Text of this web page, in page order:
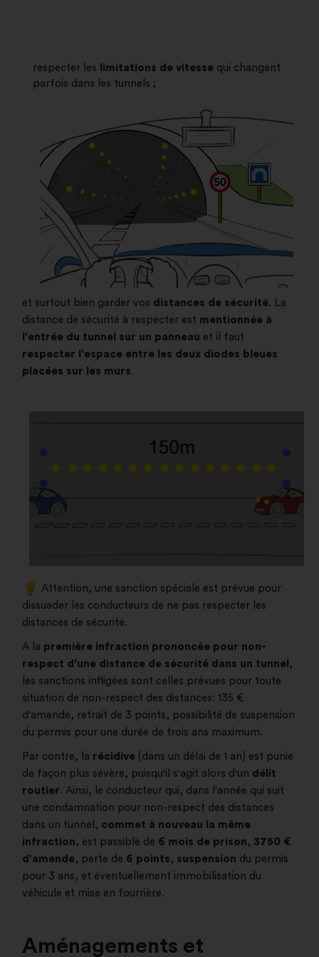
respecter les limitations de vitesse qui changent
parfois dans les tunnels ;
et surtout bien garder vos distances de sécurité. La
distance de sécurité à respecter est mentionnée à
l'entrée du tunnel sur un panneau et il faut
respecter l'espace entre les deux diodes bleues
placées sur les murs.
Attention, une sanction spéciale est prévue pour
dissuader les conducteurs de ne pas respecter les
distances de sécurité.
A la première infraction prononcée pour non-
respect d'une distance de sécurité dans un tunnel ,
les sanctions infligées sont celles prévues pour toute
situation de non-respect des distances: 135 €
d'amende, retrait de 3 points, possibilité de suspension
du permis pour une durée de trois ans maximum.
Par contre, la récidive (dans un délai de 1 an) est punie
de façon plus sévère, puisqu'il s'agit alors d'un délit
routier. Ainsi, le conducteur qui, dans l'année qui suit
une condamnation pour non-respect des distances
dans un tunnel, commet à nouveau la même
infraction, est passible de 6 mois de prison, 3750 €
d'amende, perte de 6 points, suspension du permis
pour 3 ans, et éventuellement immobilisation du
véhicule et mise en fourrière.
Aménagements et